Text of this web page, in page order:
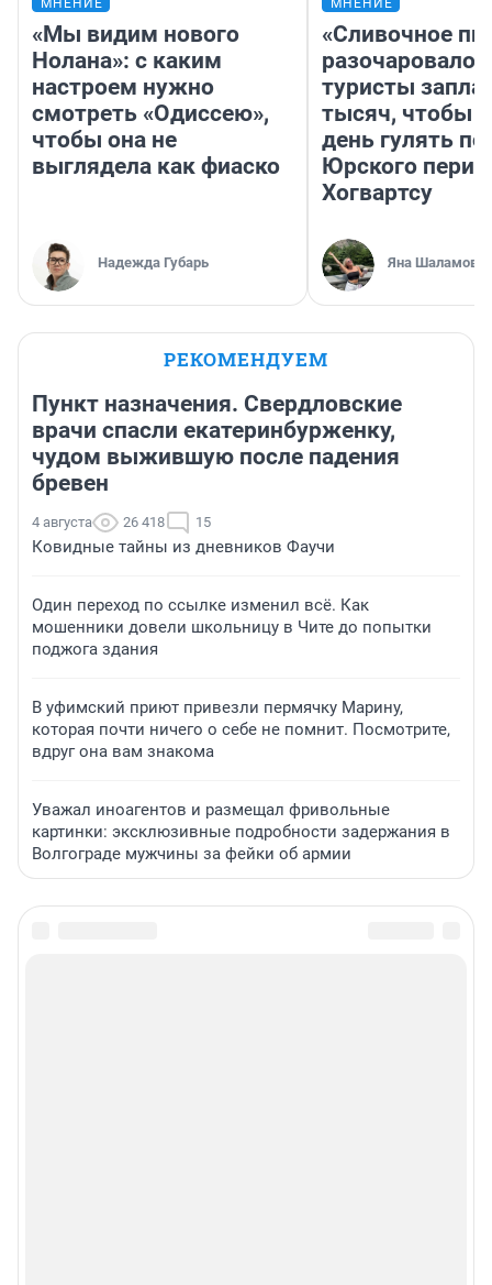
«Мы видим нового
Нолана»: с каким
настроем нужно
смотреть «Одиссею»,
чтобы она не
выглядела как фиаско
Надежда Губарь
«Сливочное
разочаровало»:
туристы
тысяч, чтобы
день гулять по
Юрского
Хогвартсу
Яна Шаламова
РЕКОМЕНДУЕМ
Пункт назначения. Свердловские
врачи спасли екатеринбурженку,
чудом выжившую после падения
бревен
4 августа 26 418 15
Ковидные тайны из дневников Фаучи
Один переход по ссылке изменил всё. Как
мошенники довели школьницу в Чите до попытки
поджога здания
В уфимский приют привезли пермячку Марину,
которая почти ничего о себе не помнит. Посмотрите,
вдруг она вам знакома
Уважал иноагентов и размещал фривольные
картинки: эксклюзивные подробности задержания в
Волгограде мужчины за фейки об армии